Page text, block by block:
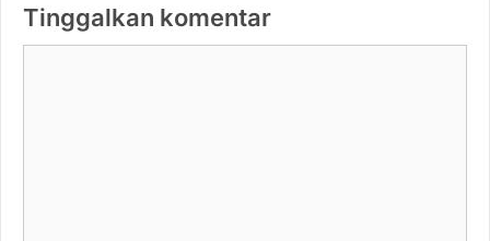
Tinggalkan komentar